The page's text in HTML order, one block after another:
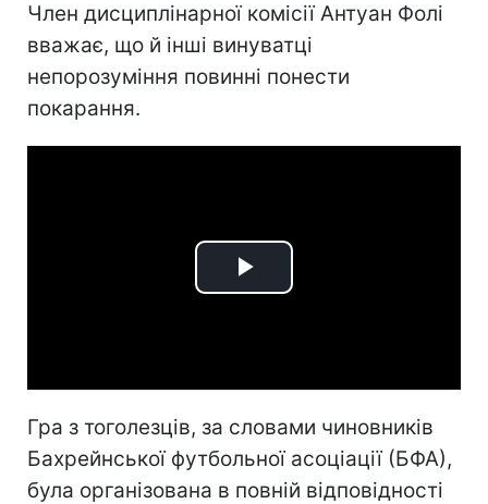
Член дисциплінарної комісії Антуан Фолі
вважає, що й інші винуватці
непорозуміння повинні понести
покарання.
Play
Гра з тоголезців, за словами чиновників
Бахрейнської футбольної асоціації (БФА),
була організована в повній відповідності